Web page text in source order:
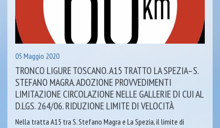
05 Maggio 2020
TRONCO LIGURE TOSCANO. A15 TRATTO LA SPEZIA–S.
STEFANO MAGRA. ADOZIONE PROVVEDIMENTI
LIMITAZIONE CIRCOLAZIONE NELLE GALLERIE DI CUI AL
D.LGS. 264/06. RIDUZIONE LIMITE DI VELOCITÀ
Nella tratta A15 tra S. Stefano Magra e La Spezia, il limite di